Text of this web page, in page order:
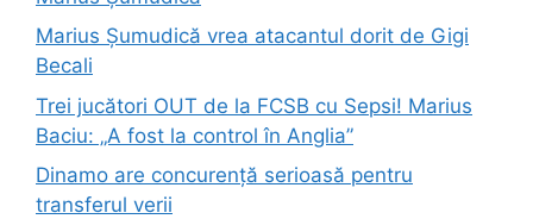
Marius Șumudică vrea atacantul dorit de Gigi
Becali
Trei jucători OUT de la FCSB cu Sepsi! Marius
Baciu: „A fost la control în Anglia”
Dinamo are concurență serioasă pentru
transferul verii